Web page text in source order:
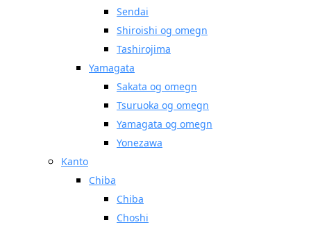
Sendai
Shiroishi og omegn
Tashirojima
Yamagata
Sakata og omegn
Tsuruoka og omegn
Yamagata og omegn
Yonezawa
Kanto
Chiba
Chiba
Choshi